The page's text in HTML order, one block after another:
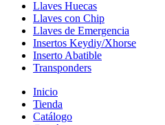
Llaves Huecas
Llaves con Chip
Llaves de Emergencia
Insertos Keydiy/Xhorse
Inserto Abatible
Transponders
Inicio
Tienda
Catálogo